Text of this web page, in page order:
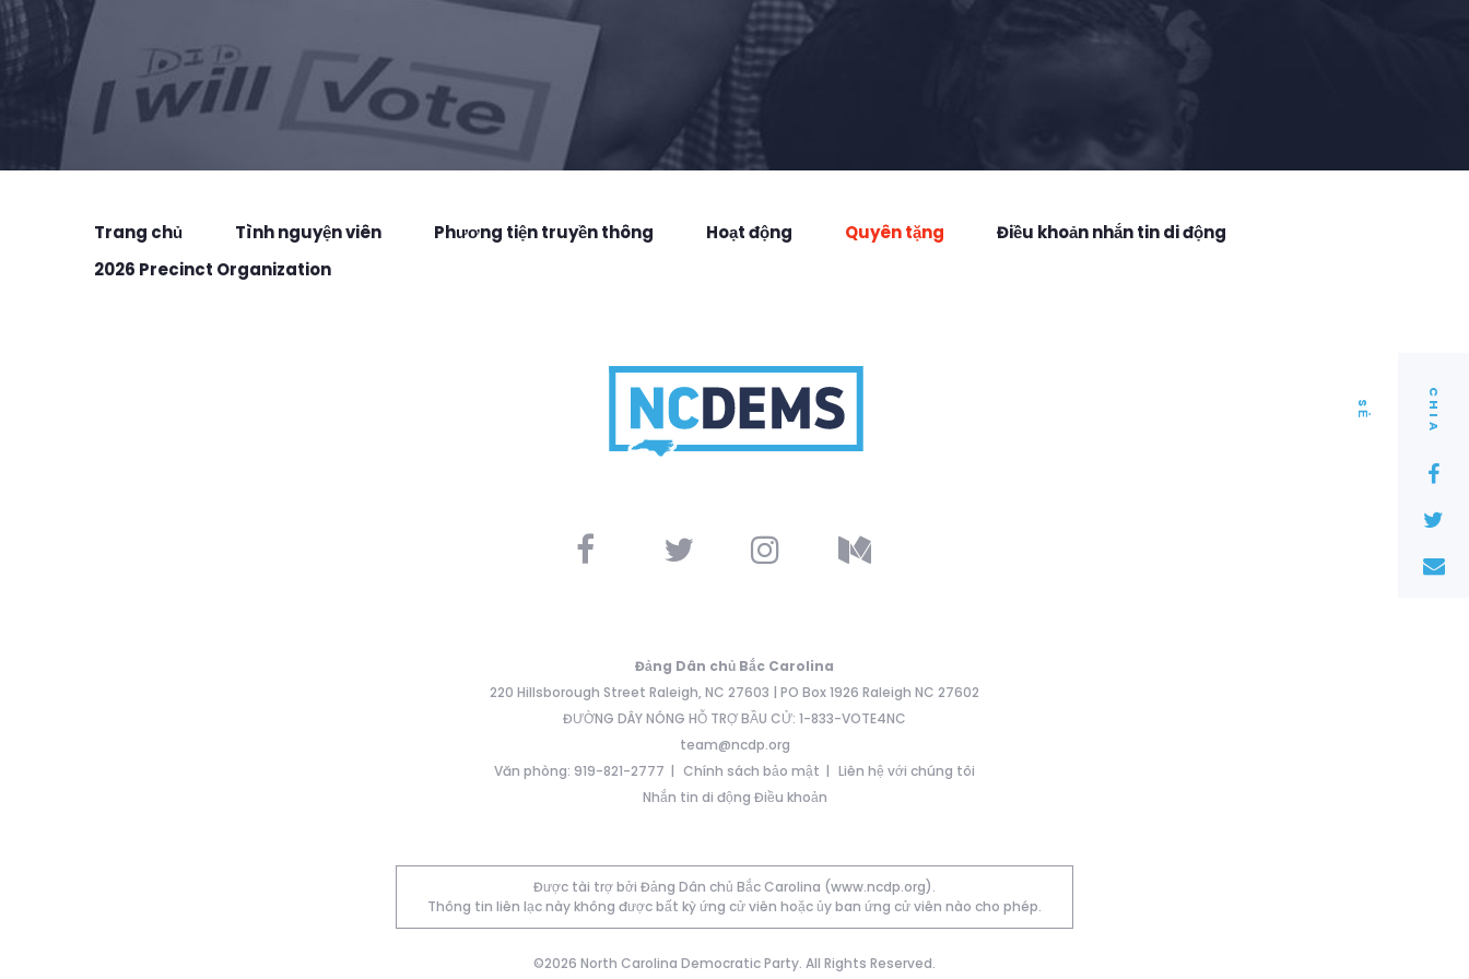
C
H I
A
S
Ẻ
Trang chủ Tình nguyện viên Phương tiện truyền thông Hoạt động Quyên tặng
Điều khoản nhắn tin di động
2026 Precinct Organization
Đảng Dân chủ Bắc Carolina
220 Hillsborough Street Raleigh, NC 27603 | PO Box 1926 Raleigh NC 27602
ĐƯỜNG DÂY NÓNG HỖ TRỢ BẦU CỬ: 1-833-VOTE4NC
team@ncdp.org
Văn phòng: 919-821-2777
Chính sách bảo mật
Liên hệ với chúng tôi
Nhắn tin di động Điều khoản
Được tài trợ bởi Đảng Dân chủ Bắc Carolina (www.ncdp.org).
Thông tin liên lạc này không được bất kỳ ứng cử viên hoặc ủy ban ứng cử viên nào cho phép.
©2026 North Carolina Democratic Party. All Rights Reserved.